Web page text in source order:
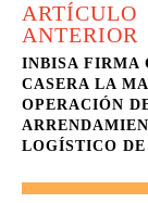
ARTÍCULO
ANTERIOR
INBISA FIRMA
CASERA LA
OPERACIÓN
LOGÍSTICO DE